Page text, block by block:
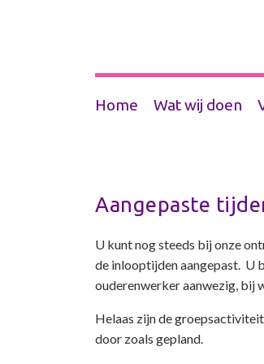
Home Wat wij doen
Aangepaste
U kunt nog steeds bij onze
de inlooptijdenaangepast. U
ouderenwerker aanwezig, bij
Helaas zijn de
door zoals gepland.